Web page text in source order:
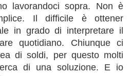
lavorandoci sopra. Non è
Il difficile è ottener
in grado di interpretare il
quotidiano. Chiunque ci
di soldi, per questo molti
di una soluzione. E io